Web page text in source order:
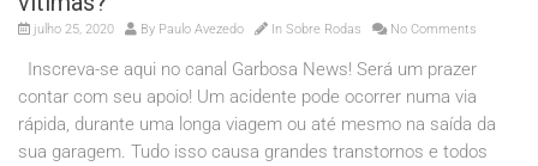
julho 25, 2020 By Paulo Avezedo In Sobre Rodas No Comments
Inscreva-se aqui no canal Garbosa News! Será um prazer
contar com seu apoio! Um acidente pode ocorrer numa via
rápida, durante uma longa viagem ou até mesmo na saída da
sua garagem. Tudo isso causa grandes transtornos e todos